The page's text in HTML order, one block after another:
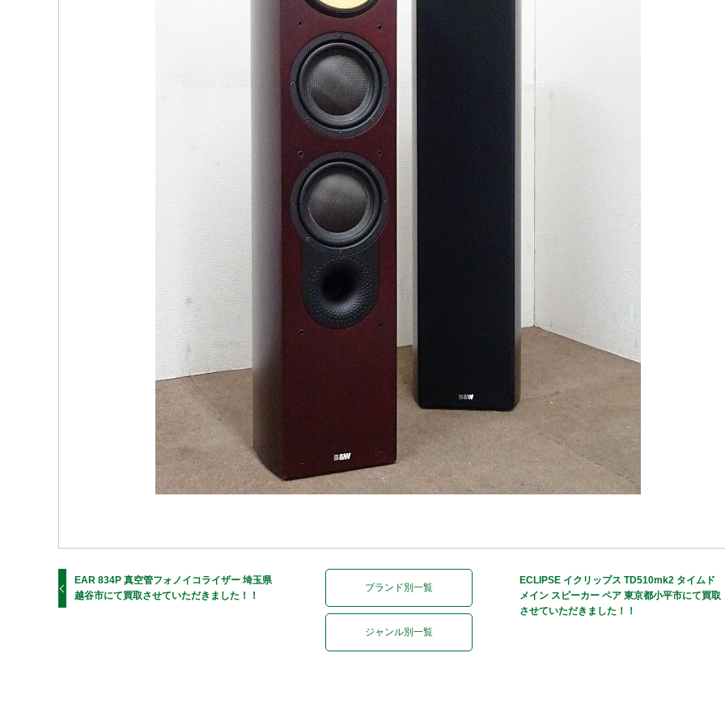
ECLIPSE イクリップス TD510mk2 タイムド
メイン スピーカー ペア 東京都小平市にて買取
させていただきました！！
EAR 834P 真空管フォノイコライザー 埼玉県
越谷市にて買取させていただきました！！
ブランド別一覧
ジャンル別一覧